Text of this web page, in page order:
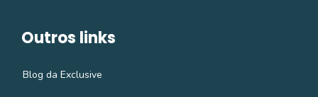
Outros links
Blog da Exclusive